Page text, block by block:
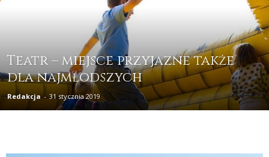
Teatr – miejsce przyjazne także
dla najmłodszych
Redakcja - 31 stycznia 2019